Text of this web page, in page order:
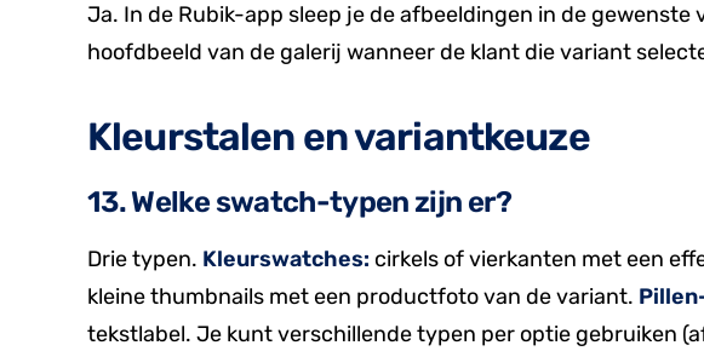
Ja. In de Rubik-app sleep je de afbeeldingen in de
hoofdbeeld van de galerij wanneer de klant die variant
Kleurstalen en variantkeuze
13. Welke swatch-typen zijn er?
Drie typen. Kleurswatches: cirkels of vierkanten met een
kleine thumbnails met een productfoto van de variant.
tekstlabel. Je kunt verschillende typen per optie gebruiken